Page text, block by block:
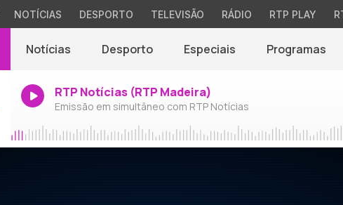
NOTÍCIAS DESPORTO TELEVISÃO RÁDIO RTP PLAY
Notícias Desporto Especiais Programas
RTP Notícias (RTP Madeira)
Emissão em simultâneo com RTP Notícias